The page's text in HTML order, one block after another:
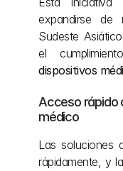
expandirse de
Sudeste
el
dispositivos
Acceso rápido
médico
Las soluciones
rápidamente, y